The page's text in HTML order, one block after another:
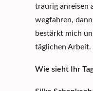
traurig anreisen
wegfahren,
bestärkt mich
täglichen Arbeit.
Wie sieht Ihr